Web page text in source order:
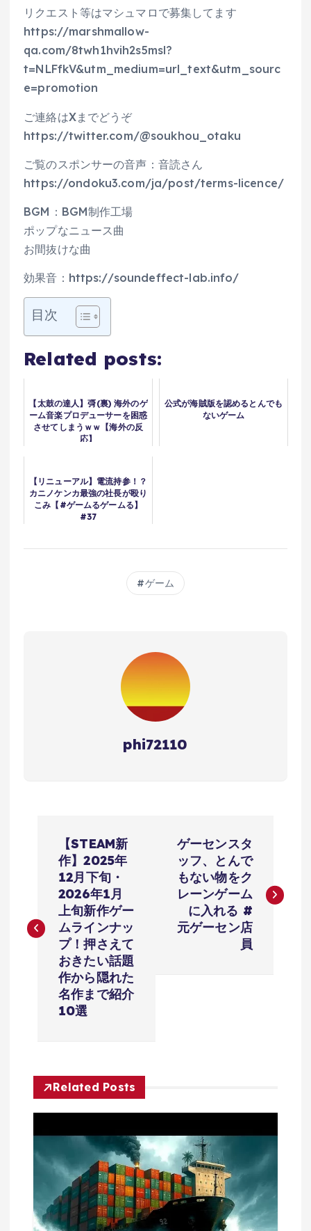
リクエスト等はマシュマロで募集してます
https://marshmallow-
qa.com/8twh1hvih2s5msl?
t=NLFfkV&utm_medium=url_text&utm_sourc
e=promotion
ご連絡はXまでどうぞ
https://twitter.com/@soukhou_otaku
ご覧のスポンサーの音声：音読さん
https://ondoku3.com/ja/post/terms-licence/
BGM：BGM制作工場
ポップなニュース曲
お間抜けな曲
効果音：https://soundeffect-lab.info/
目次
Related posts:
【太鼓の達人】彁(裏) 海外のゲ
ーム音楽プロデューサーを困惑
させてしまうｗｗ【海外の反
応】
公式が海賊版を認めるとんでも
ないゲーム
【リニューアル】電流持参！？
カニノケンカ最強の社長が殴り
こみ【#ゲームるゲームる】
#37
ゲーム
phi72110
ビ
ョ
ン
【STEAM新
作】2025年
12月下旬・
2026年1月
上旬新作ゲー
ムラインナッ
プ！押さえて
おきたい話題
作から隠れた
名作まで紹介
10選
ゲーセンスタ
ッフ、とんで
もない物をク
レーンゲーム
に入れる #
元ゲーセン店
員
Related Posts